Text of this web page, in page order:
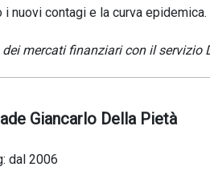
nuovi contagi e la curva epidemica.
mercati finanziari con il servizio
Giancarlo Della Pietà
dal 2006